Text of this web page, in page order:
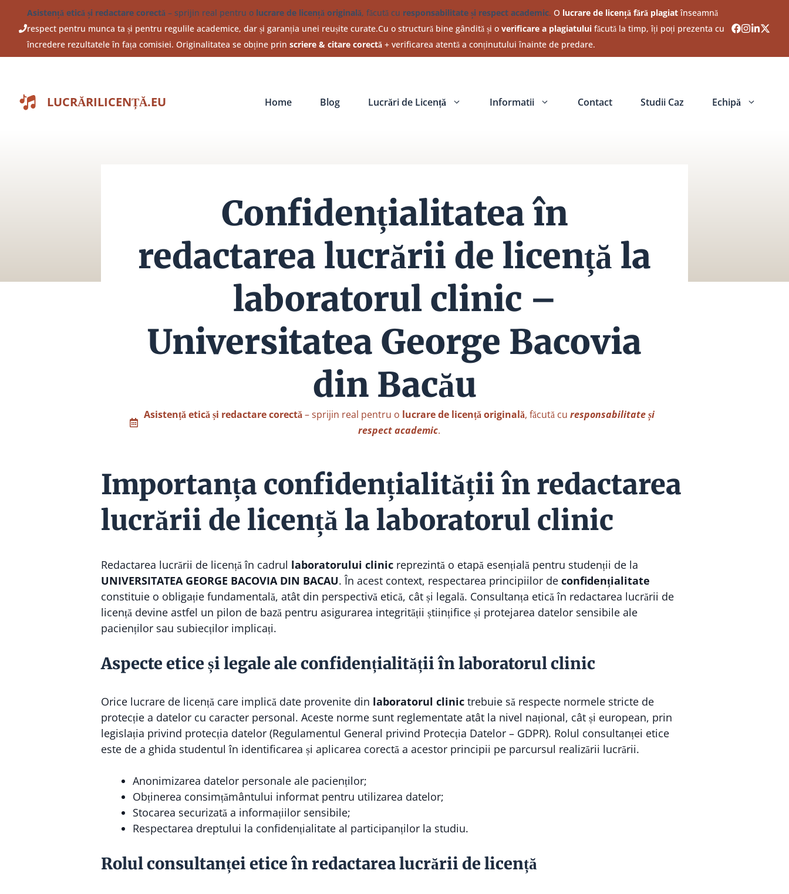
conținut
Asistență etică și redactare corectă– sprijin real pentru o lucrare de licență originală, făcută cu responsabilitate și respect academic. O lucrare de licență fără plagiatînseamnă
respect pentru munca ta și pentru regulile academice, dar și garanția unei reușite curate.Cu o structură bine gândită și overificare a plagiatului făcută la timp, îți poți prezenta cu
încredere rezultatele în fața comisiei. Originalitatea se obține prinscriere & citare corectă + verificarea atentă a conținutului înainte de predare.
LUCRĂRILICENȚĂ.EU Home Blog Lucrări de Licență Informatii Contact Studii Caz Echipă
Confidențialitatea în
redactarea lucrării de licență la
laboratorul clinic –
Universitatea George Bacovia
din Bacău
Asistență etică și redactare corectă– sprijin real pentru o lucrare de licență originală, făcută cu responsabilitate și
respect academic.
Importanța confidențialității în redactarea
lucrării de licență la laboratorul clinic
Redactarea lucrării de licență în cadrul laboratorului clinic reprezintă o etapă esențială pentru studenții de la
UNIVERSITATEA GEORGE BACOVIA DIN BACAU. În acest context, respectarea principiilor de confidențialitate
constituie o obligație fundamentală, atât din perspectivă etică, cât și legală. Consultanța etică în redactarea lucrării de
licență devine astfel un pilon de bază pentru asigurarea integrității științifice și protejarea datelor sensibile ale
pacienților sau subiecților implicați.
Aspecte etice și legale ale confidențialității în laboratorul clinic
Orice lucrare de licență care implică date provenite din laboratorul clinic trebuie să respecte normele stricte de
protecție a datelor cu caracter personal. Aceste norme sunt reglementate atât la nivel național, cât și european, prin
legislația privind protecția datelor (Regulamentul General privind Protecția Datelor – GDPR). Rolul consultanței etice
este de a ghida studentul în identificarea și aplicarea corectă a acestor principii pe parcursul realizării lucrării.
Anonimizarea datelor personale ale pacienților;
Obținerea consimțământului informat pentru utilizarea datelor;
Stocarea securizată a informațiilor sensibile;
Respectarea dreptului la confidențialitate al participanților la studiu.
Rolul consultanței etice în redactarea lucrării de licență